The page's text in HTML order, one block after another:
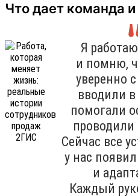
Что дает команда
Я
и помню,
уверенно
вводили
помогали
проводили
Сейчас все
у нас
и
Каждый